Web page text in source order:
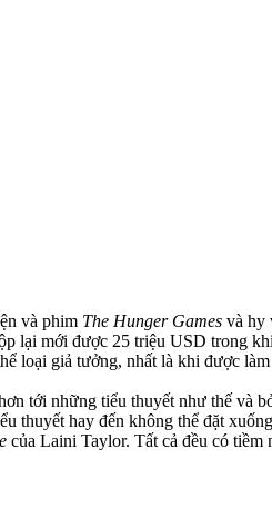
và phim The Hunger Games và hy
lại mới được 25 triệu USD trong
loại giả tưởng, nhất là khi được
tới những tiểu thuyết như thế và
thuyết hay đến không thể đặt
của Laini Taylor. Tất cả đều có